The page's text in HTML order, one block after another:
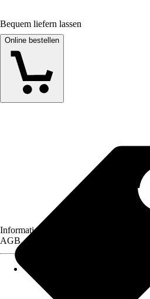
Bequem liefern lassen
Online bestellen
Informationen des Verkäufers, wie z.
AGB, finden Sie bei Klick auf den